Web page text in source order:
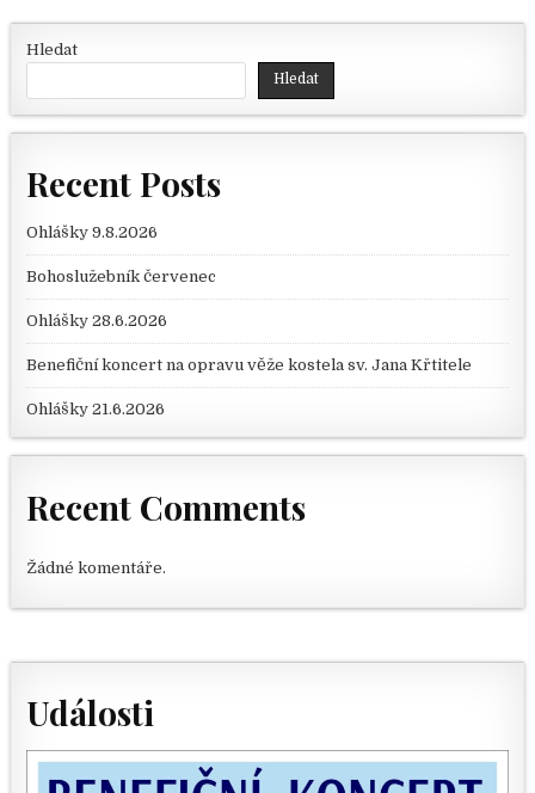
Hledat
Hledat
Recent Posts
Ohlášky 9.8.2026
Bohoslužebník červenec
Ohlášky 28.6.2026
Benefiční koncert na opravu věže kostela sv. Jana Křtitele
Ohlášky 21.6.2026
Recent Comments
Žádné komentáře.
Události